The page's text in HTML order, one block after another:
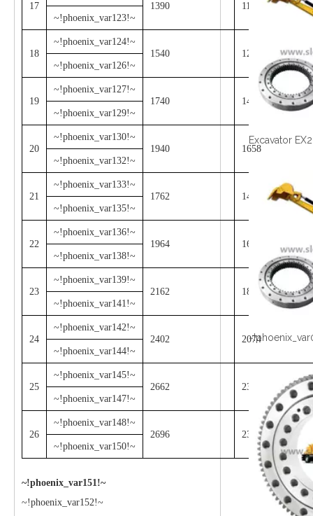
17
1390
1108
~!phoenix_var123!~
18
~!phoenix_var124!~
1540
1258
~!phoenix_var126!~
19
~!phoenix_var127!~
1740
1458
~!phoenix_var129!~
20
~!phoenix_var130!~
1940
1658
~!phoenix_var132!~
21
~!phoenix_var133!~
1762
1434
~!phoenix_var135!~
22
~!phoenix_var136!~
1964
1634
~!phoenix_var138!~
23
~!phoenix_var139!~
2162
1834
~!phoenix_var141!~
24
~!phoenix_var142!~
2402
2074
~!phoenix_var144!~
25
~!phoenix_var145!~
2662
2334
~!phoenix_var147!~
26
~!phoenix_var148!~
2696
2304
~!phoenix_var150!~
~!phoenix_var151!~
~!phoenix_var152!~